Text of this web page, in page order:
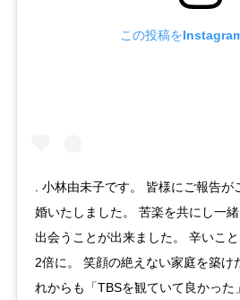
この投稿を
. 小林由未子です。 皆様にご報告が
婚いたしました。 苦楽を共にし一
出会うことが出来ました。 辛いこ
2倍に。 笑顔の絶えない家庭を築け
れからも「TBSを観ていて良かった